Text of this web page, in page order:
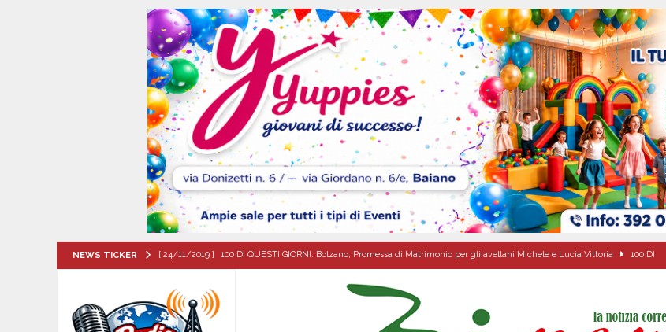
NEWS TICKER [ 24/11/2019 ] 100 DI QUESTI GIORNI. Bolzano, Promessa di Matrimonio per gli avellani Michele e Lucia Vittoria 100 DI
[ 08/08/2026 ] San Gregorio Matese incorona due Napoletane: Elena d’Amico Miss Cinema Campania e Valeria Nettuno Miss